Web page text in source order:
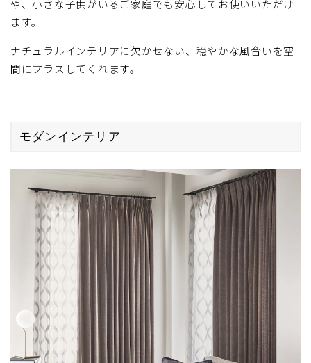
ンに仕上がりました。 ※ご好評につき、ライトピンク・
や、小さな子供がいるご家庭でも安心してお使いいただけ
ます。
ナチュラルインテリアに欠かせない、穏やかな風合いを空
間にプラスしてくれます。
モダンインテリア